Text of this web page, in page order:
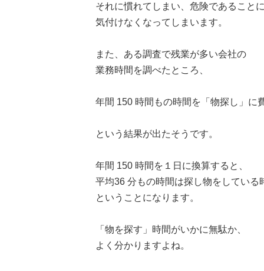
それに慣れてしまい、危険であることに
気付けなくなってしまいます。
また、ある調査で残業が多い会社の
業務時間を調べたところ、
年間 150 時間もの時間を「物探し」に
という結果が出たそうです。
年間 150 時間を１日に換算すると、
平均36 分もの時間は探し物をしている
ということになります。
「物を探す」時間がいかに無駄か、
よく分かりますよね。